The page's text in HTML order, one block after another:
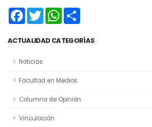
Facebook
TwitterWhatsApp
ACTUALIDAD CATEGORÍAS
Noticias
Facultad en Medios
Columna de Opinión
Vinculación